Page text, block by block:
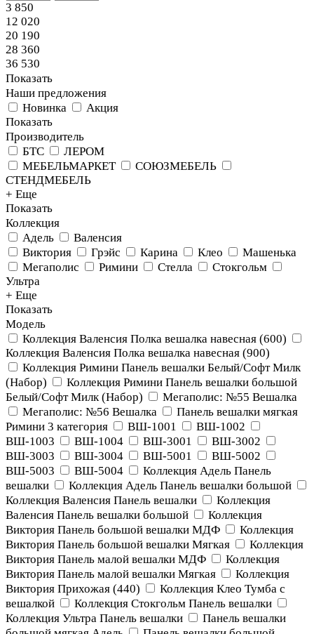
3 850
12 020
20 190
28 360
36 530
Показать
Наши предложения
Новинка
Акция
Показать
Производитель
БТС
ЛЕРОМ
МЕБЕЛЬМАРКЕТ
СОЮЗМЕБЕЛЬ
СТЕНДМЕБЕЛЬ
+ Еще
Показать
Коллекция
Адель
Валенсия
Виктория
Грэйс Карина Клео
Машенька
Мегаполис
Римини Стелла
Стокгольм
Ультра
+ Еще
Показать
Модель
Коллекция Валенсия Полка вешалка навесная (600)
Коллекция Валенсия Полка вешалка навесная (900)
Коллекция Римини Панель вешалки Белый/Софт Милк
(Набор)
Коллекция Римини Панель вешалки большой
Белый/Софт Милк (Набор)
Мегаполис: №55 Вешалка
Мегаполис: №56 Вешалка
Панель вешалки мягкая
Римини 3 категория
ВШ-1001
ВШ-1002
ВШ-1003
ВШ-1004 ВШ-3001
ВШ-3002
ВШ-3003
ВШ-3004 ВШ-5001
ВШ-5002
ВШ-5003
ВШ-5004
Коллекция Адель Панель
вешалки
Коллекция Адель Панель вешалки большой
Коллекция Валенсия Панель вешалки
Коллекция
Валенсия Панель вешалки большой
Коллекция
Виктория Панель большой вешалки МДФ
Коллекция
Виктория Панель большой вешалки Мягкая
Коллекция
Виктория Панель малой вешалки МДФ
Коллекция
Виктория Панель малой вешалки Мягкая
Коллекция
Виктория Прихожая (440)
Коллекция Клео Тумба с
вешалкой
Коллекция Стокгольм Панель вешалки
Коллекция Ультра Панель вешалки
Панель вешалки